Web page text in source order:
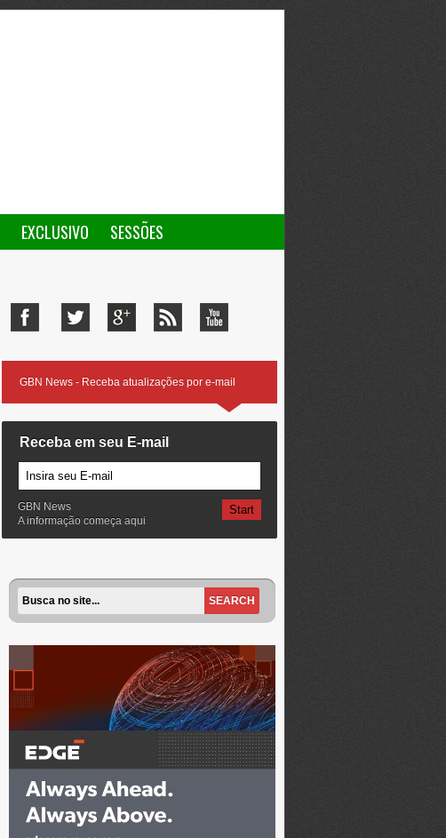
EXCLUSIVO
SESSÕES
GBN News - Receba atualizações por e-mail
Receba em seu E-mail
GBN News
A informação começa aqui